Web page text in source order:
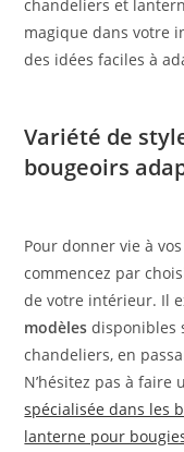
chandeliers et
magique dans votre
des idées faciles à
Variété de
bougeoirs
Pour donner vie à
commencez par
de votre intérieur. Il
modèles disponibles
chandeliers, en
N’hésitez pas à faire
spécialisée dans les
lanterne pour